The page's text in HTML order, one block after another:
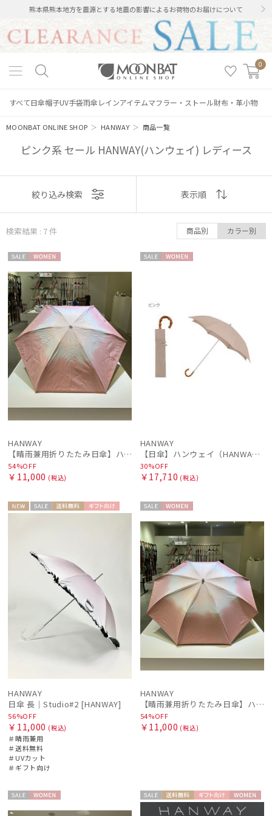
熊本県熊本地方を震源とする地震の影響によるお荷物のお届けについて
0
すべて日傘帽子UV手袋雨傘 レインアイテムマフラー・ストール財布・革小物
MOONBAT ONLINE SHOP ＞ HANWAY＞ 商品一覧
ピンク系 セール HANWAY(ハンウェイ) レディース
絞り込み
レディース メンズ キッズ
カテゴリー
ブランド
フルラ
HANWAY
LANVIN en Bleu
PAUL&JOE ACCESSOIRES
ポールアンドジョー アクセソワ
POLO RALPH LAUREN
ポロ ラルフ ローレン
SWASH LONDON
スウォッシュロンドン
その他
カラー
表示
おすすめ
価格の高い
順
価格の低い
順
人気順
売上点数順
絞り込み検索 表示順
検索結果 : 7件 商品別 カラー別
ル
N
HANWAY
【晴雨兼用折りたたみ日傘】ハンウェイ (HANWAY) Socal Gir（ソーカル・ガール） 暑さ対策、紫外線対策、親骨：～50cm 雨の日OK 遮光 UV 晴雨兼用
54%OFF
￥11,000 (税込)
HANWAY
【日傘】ハンウェイ（HANWAY）Aoi 折りたたみ 木棒【公式ムーンバット】[Aoi]純パラソル UV 手開き 日本製 高級日傘
30%OFF
￥17,710 (税込)
NEWセー 送料無 ギフト
HANWAY
日傘 長｜Studio#2 [HANWAY]
56%OFF
￥11,000 (税込)
＃晴雨兼用
＃送料無料
＃UVカット
＃ギフト向け
ル
N
HANWAY
【晴雨兼用折りたたみ日傘】ハンウェイ (HANWAY) Socal Gir（ソーカル・ガール） 暑さ対策、紫外線対策、親骨：～50cm 雨の日OK 遮光 UV 晴雨兼用
54%OFF
￥11,000 (税込)
セー 送料無 ギフト
WOME